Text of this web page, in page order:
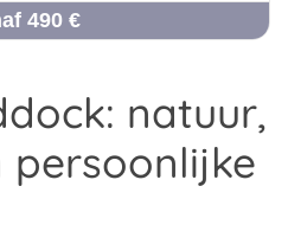
490 €
natuur,
persoonlijke